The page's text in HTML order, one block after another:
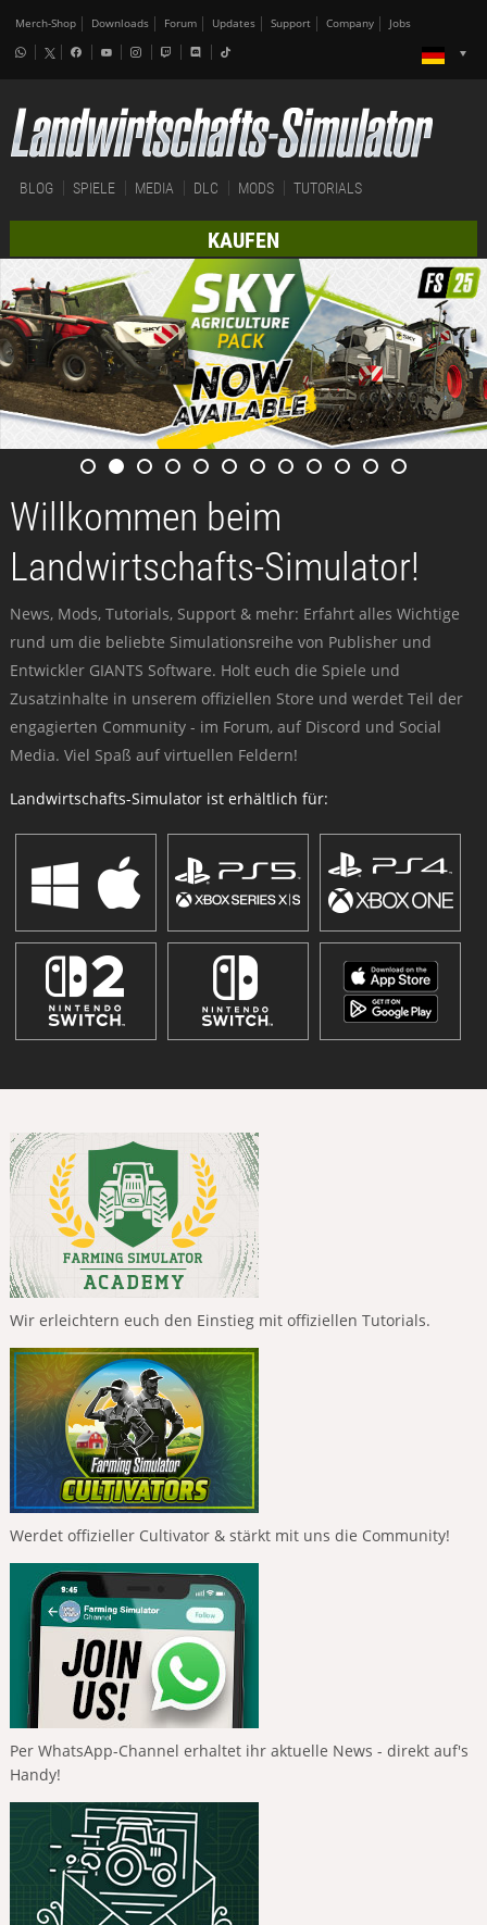
Merch-Shop Downloads Forum Updates Support Company Jobs
BLOG SPIELE MEDIA DLC MODS TUTORIALS
KAUFEN
Willkommen beim
Landwirtschafts-Simulator!
News, Mods, Tutorials, Support & mehr: Erfahrt alles Wichtige
rund um die beliebte Simulationsreihe von Publisher und
Entwickler GIANTS Software. Holt euch die Spiele und
Zusatzinhalte in unserem offiziellen Store und werdet Teil der
engagierten Community - im Forum, auf Discord und Social
Media. Viel Spaß auf virtuellen Feldern!
Landwirtschafts-Simulator ist erhältlich für:
Wir erleichtern euch den Einstieg mit offiziellen Tutorials.
Werdet offizieller Cultivator & stärkt mit uns die Community!
Per WhatsApp-Channel erhaltet ihr aktuelle News - direkt auf's
Handy!